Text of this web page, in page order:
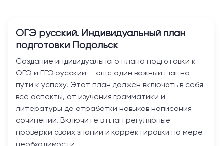
ОГЭ русский. Индивидуальный план
подготовки Подольск
Создание индивидуального плана подготовки к
ОГЭ и ЕГЭ русский — ещё один важный шаг на
пути к успеху. Этот план должен включать в себя
все аспекты, от изучения грамматики и
литературы до отработки навыков написания
сочинений. Включите в план регулярные
проверки своих знаний и корректировки по мере
необходимости.